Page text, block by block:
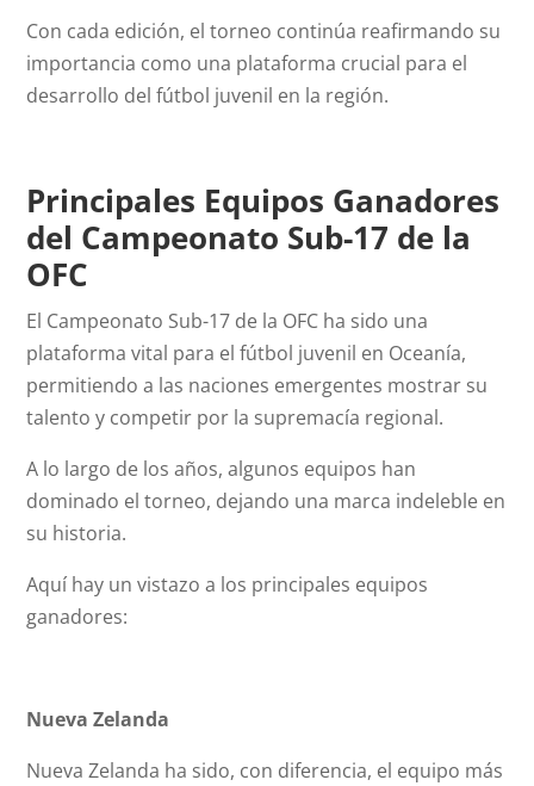
Con cada edición, el torneo continúa reafirmando su
importancia como una plataforma crucial para el
desarrollo del fútbol juvenil en la región.
Principales Equipos Ganadores
del Campeonato Sub-17 de la
OFC
El Campeonato Sub-17 de la OFC ha sido una
plataforma vital para el fútbol juvenil en Oceanía,
permitiendo a las naciones emergentes mostrar su
talento y competir por la supremacía regional.
A lo largo de los años, algunos equipos han
dominado el torneo, dejando una marca indeleble en
su historia.
Aquí hay un vistazo a los principales equipos
ganadores:
Nueva Zelanda
Nueva Zelanda ha sido, con diferencia, el equipo más